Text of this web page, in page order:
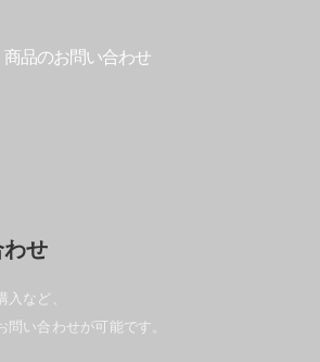
商品のお問い合わせ
わせ
入など、
問い合わせが可能です。